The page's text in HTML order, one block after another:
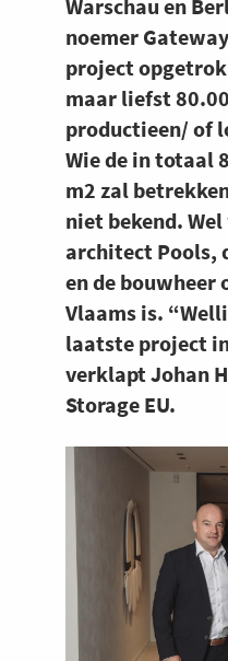
Warschau en
noemer
project
maar liefst
productieen/ of
Wie de in totaal
m2 zal
niet bekend.
architect Pools,
en de bouwheer
Vlaams is.
laatste project
verklapt Johan
Storage EU.